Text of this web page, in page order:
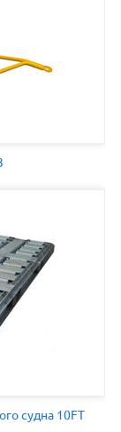
судна 10FT